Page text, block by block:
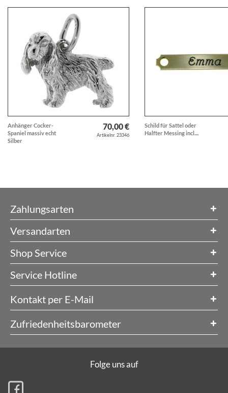
Anhänger Cocker-
Spaniel massiv echt
Silber
70,00 €
Artikelnr. 23346
Schild für Sattel oder
Halfter Messing incl....
Zahlungsarten
Versandarten
Shop Service
Service Hotline
Kontakt per E-Mail
Zufriedenheitsbarometer
Folge uns auf